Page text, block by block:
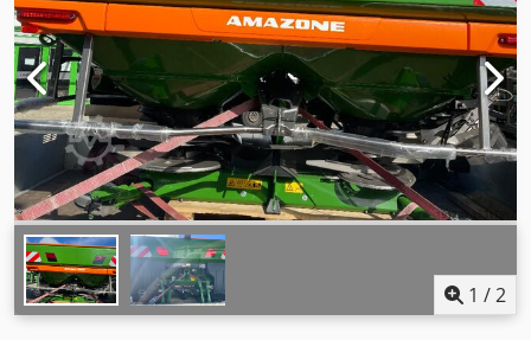
1 /2